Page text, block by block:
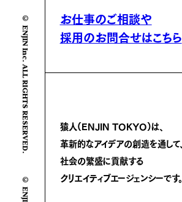
© ENJIN Inc. ALL RIGHTS RESERVED.
お仕事のご相談や
採用のお問合せはこちら
猿人(ENJIN TOKYO)は、
革新的なアイデアの創造を通して、
社会の繁盛に貢献する
クリエイティブエージェンシーです。